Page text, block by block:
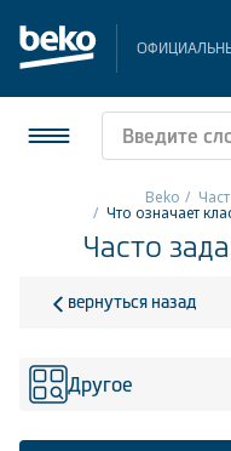
Стиральные и
Плиты
Beko
Что означает
Часто
вернуться назад
Другое